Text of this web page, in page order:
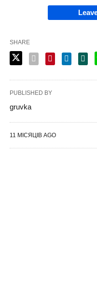
SHARE
PUBLISHED BY
gruvka
11 МІСЯЦІВ AGO